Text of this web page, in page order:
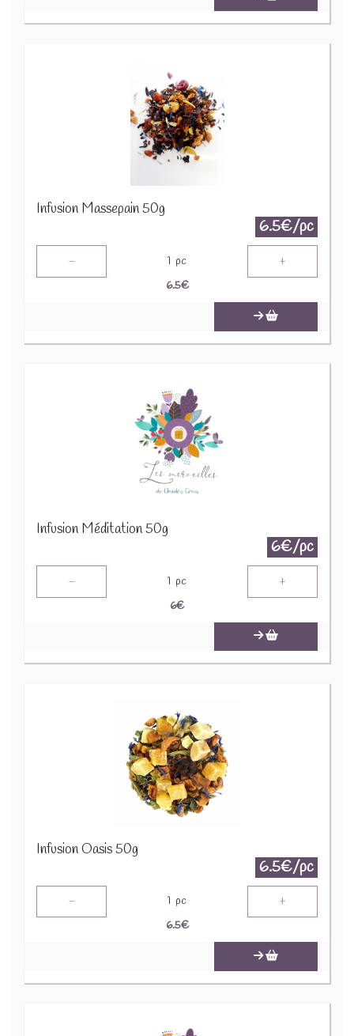
Infusion Massepain 50g
6.5€/pc
- 1 pc +
6.5€
Infusion Méditation 50g
6€/pc
- 1 pc +
6€
Infusion Oasis 50g
6.5€/pc
- 1 pc +
6.5€